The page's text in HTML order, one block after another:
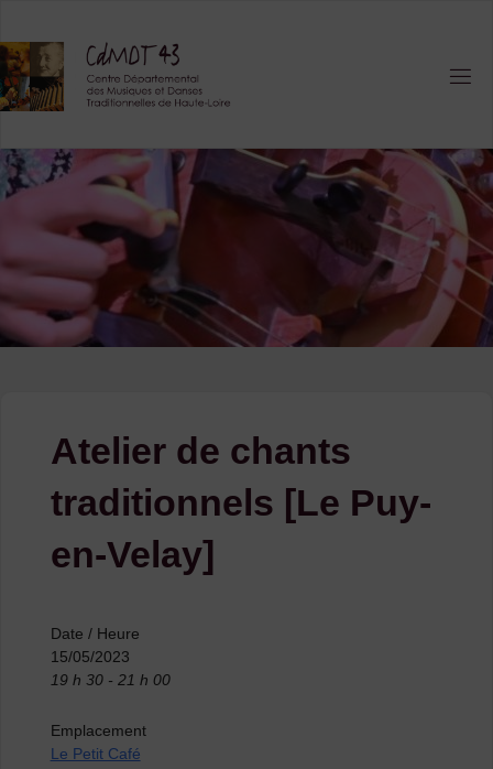
content
Atelier de chants
traditionnels [Le Puy-
en-Velay]
Date / Heure
15/05/2023
19 h 30 - 21 h 00
Emplacement
Le Petit Café